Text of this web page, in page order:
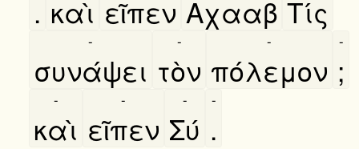
. καὶ εῖπεν Αχααβ Τίς
συνάψει
-
τὸν
-
πόλεμον
-
;
-
καὶ
-
εῖπεν
-
Σύ
-
.
-